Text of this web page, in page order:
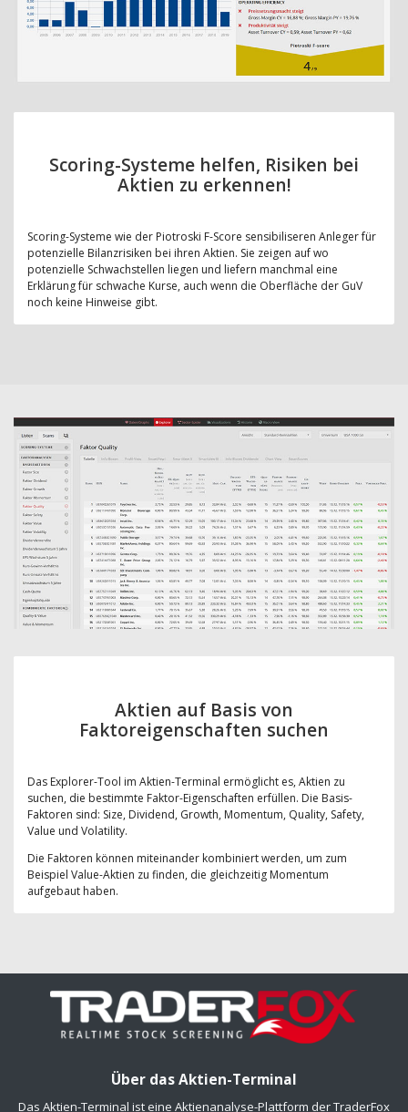
Scoring-Systeme helfen, Risiken bei
Aktien zu erkennen!
Scoring-Systeme wie der Piotroski F-Score sensibiliseren Anleger für
potenzielle Bilanzrisiken bei ihren Aktien. Sie zeigen auf wo
potenzielle Schwachstellen liegen und liefern manchmal eine
Erklärung für schwache Kurse, auch wenn die Oberfläche der GuV
noch keine Hinweise gibt.
Aktien auf Basis von
Faktoreigenschaften suchen
Das Explorer-Tool im Aktien-Terminal ermöglicht es, Aktien zu
suchen, die bestimmte Faktor-Eigenschaften erfüllen. Die Basis-
Faktoren sind: Size, Dividend, Growth, Momentum, Quality, Safety,
Value und Volatility.
Die Faktoren können miteinander kombiniert werden, um zum
Beispiel Value-Aktien zu finden, die gleichzeitig Momentum
aufgebaut haben.
Über das Aktien-Terminal
Das Aktien-Terminal ist eine Aktienanalyse-Plattform der TraderFox